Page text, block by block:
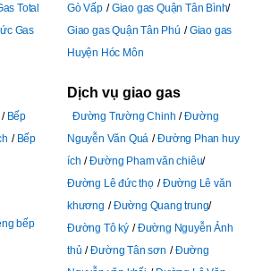
Total
Gas
Bếp
Bếp
bếp
Gò Vấp
Giao gas Quận Tân Bình
Giao gas Quận Tân Phú
Giao gas
Huyện Hóc Môn
Dịch vụ giao gas
Đường Trường Chinh
Đường
Nguyễn Văn Quá
Đường Phan huy
ích
Đường Pham văn chiêu
Đường Lê đức thọ
Đường Lê văn
khương
Đường Quang trung
Đường Tô ký
Đường Nguyễn Ảnh
thủ
Đường Tân sơn
Đường